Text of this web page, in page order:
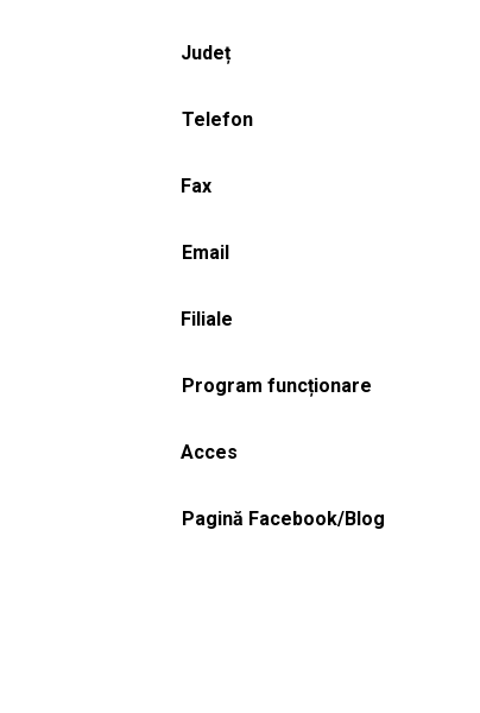
Județ
Telefon
Fax
Email
Filiale
Program funcționare
Acces
Pagină Facebook/Blog